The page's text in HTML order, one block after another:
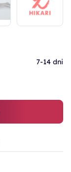
7-14 dni